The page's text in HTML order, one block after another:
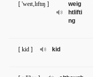
weig
htlifti
ng
[ 'weɪt‚lɪftɪŋ ]
kid
[ kid ]